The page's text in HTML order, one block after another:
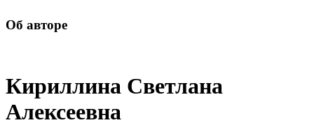
Об авторе
Кириллина Светлана
Алексеевна